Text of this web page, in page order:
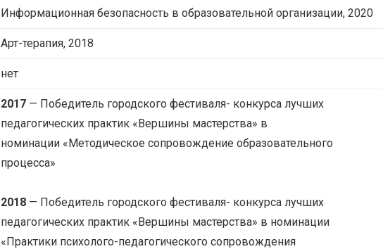
Информационная безопасность в образовательной организации, 2020
Арт-терапия, 2018
нет
2017 — Победитель городского фестиваля- конкурса лучших
педагогических практик «Вершины мастерства» в
номинации «Методическое сопровождение образовательного
процесса»
2018 — Победитель городского фестиваля- конкурса лучших
педагогических практик «Вершины мастерства» в номинации
«Практики психолого-педагогического сопровождения